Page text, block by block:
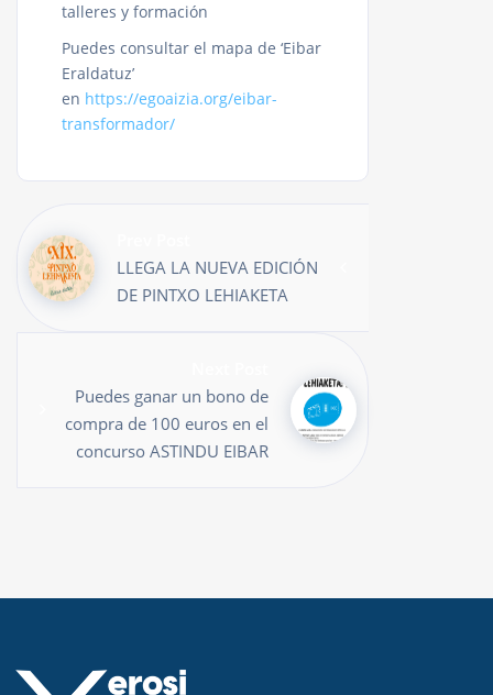
talleres y formación
Puedes consultar el mapa de ‘Eibar
Eraldatuz’
en https://egoaizia.org/eibar-
transformador/
LLEGA LA NUEVA EDICIÓN
DE PINTXO LEHIAKETA
Puedes ganar un bono de
compra de 100 euros en el
concurso ASTINDU EIBAR